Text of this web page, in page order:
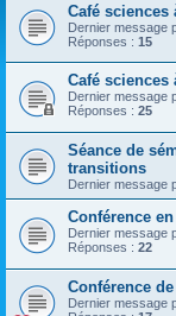
Café sciences
Dernier message
Réponses : 15
Café sciences
Dernier message
Réponses : 25
Séance de
transitions
Dernier message
Conférence
Dernier message
Réponses : 22
Conférence
Dernier message